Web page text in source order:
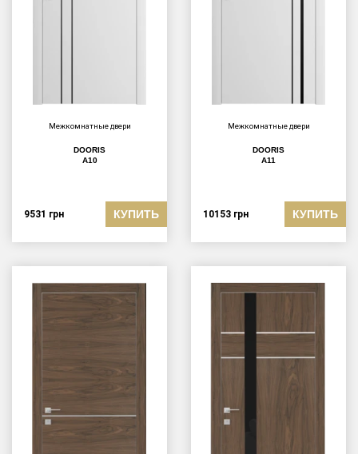
Межкомнатные двери
DOORIS
A10
9531 грн КУПИТЬ
Межкомнатные двери
DOORIS
A11
10153 грн КУПИТЬ